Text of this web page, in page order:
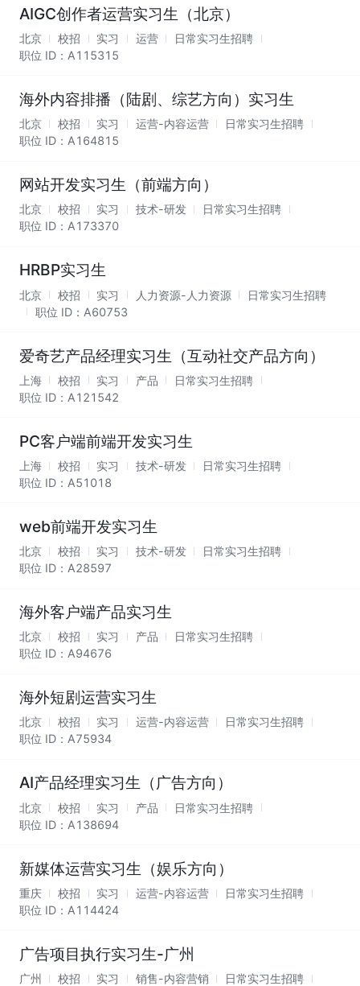
AIGC创作者运营实习生（北京）
北京 校招 实习 运营
日常实习生招聘
职位 ID： A115315
海外内容排播（陆剧、综艺方向）实习生
北京 校招 实习 运营-内容运营
日常实习生招聘
职位 ID： A164815
网站开发实习生（前端方向）
北京 校招 实习 技术-研发
日常实习生招聘
职位 ID： A173370
HRBP实习生
北京 校招 实习 人力资源-人力资源
日常实习生招聘
职位 ID： A60753
爱奇艺产品经理实习生（互动社交产品方向）
上海 校招 实习 产品
日常实习生招聘
职位 ID： A121542
PC客户端前端开发实习生
上海 校招 实习 技术-研发
日常实习生招聘
职位 ID： A51018
web前端开发实习生
北京 校招 实习 技术-研发
日常实习生招聘
职位 ID： A28597
海外客户端产品实习生
北京 校招 实习 产品
日常实习生招聘
职位 ID： A94676
海外短剧运营实习生
北京 校招 实习 运营-内容运营
日常实习生招聘
职位 ID： A75934
AI产品经理实习生（广告方向）
北京 校招 实习 产品
日常实习生招聘
职位 ID： A138694
新媒体运营实习生（娱乐方向）
重庆 校招 实习 运营-内容运营
日常实习生招聘
职位 ID： A114424
广告项目执行实习生-广州
广州 校招 实习 销售-内容营销
日常实习生招聘